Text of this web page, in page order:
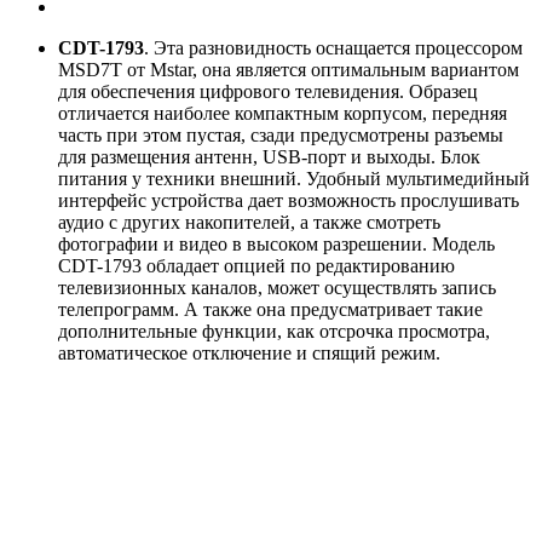
CDT-1793. Эта разновидность оснащается процессором
MSD7T от Mstar, она является оптимальным вариантом
для обеспечения цифрового телевидения. Образец
отличается наиболее компактным корпусом, передняя
часть при этом пустая, сзади предусмотрены разъемы
для размещения антенн, USB-порт и выходы. Блок
питания у техники внешний. Удобный мультимедийный
интерфейс устройства дает возможность прослушивать
аудио с других накопителей, а также смотреть
фотографии и видео в высоком разрешении. Модель
CDT-1793 обладает опцией по редактированию
телевизионных каналов, может осуществлять запись
телепрограмм. А также она предусматривает такие
дополнительные функции, как отсрочка просмотра,
автоматическое отключение и спящий режим.